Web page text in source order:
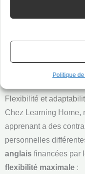
Politique
Assurez-vous
référencé sur la
Renseignez-
financer votre
Flexibilité et
Chez Learning Home,
apprenant a des
personnelles
anglais financées par
flexibilité maximale :